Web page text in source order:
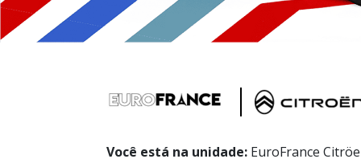
Você está na unidade: EuroFrance